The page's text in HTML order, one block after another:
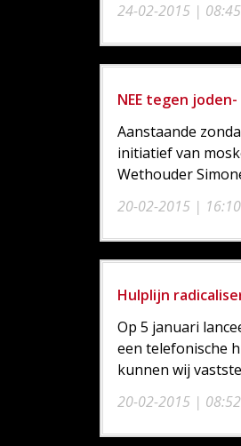
24-02-2015 | 08:45
NEE tegen
20-02-2015 | 16:10
Aanstaande
initiatief van
Wethouder
Hulplijn
20-02-2015 | 08:52
Op 5 januari
een telefonische
kunnen wij